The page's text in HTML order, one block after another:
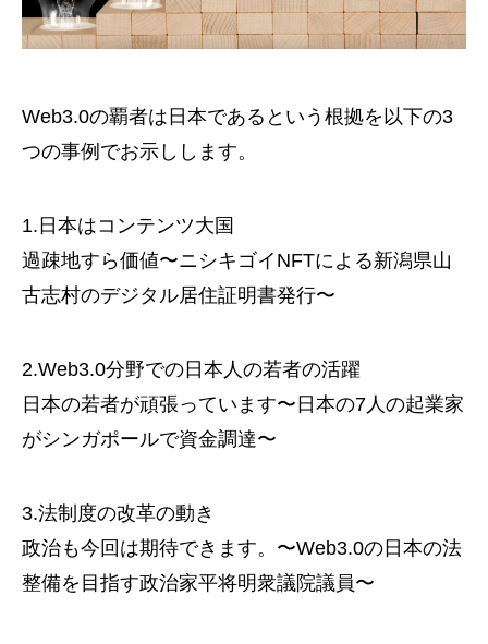
Web3.0の覇者は日本であるという根拠を以下の3
つの事例でお示しします。
1.日本はコンテンツ大国
過疎地すら価値〜ニシキゴイNFTによる新潟県山
古志村のデジタル居住証明書発行〜
2.Web3.0分野での日本人の若者の活躍
日本の若者が頑張っています〜日本の7人の起業家
がシンガポールで資金調達〜
3.法制度の改革の動き
政治も今回は期待できます。〜Web3.0の日本の法
整備を目指す政治家平将明衆議院議員〜